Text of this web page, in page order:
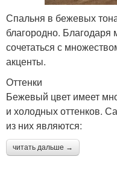
Спальня в бежевых
благородно. Благодаря
сочетаться с
акценты.
Оттенки
Бежевый цвет имеет
и холодных оттенков.
из них являются:
читать дальше →